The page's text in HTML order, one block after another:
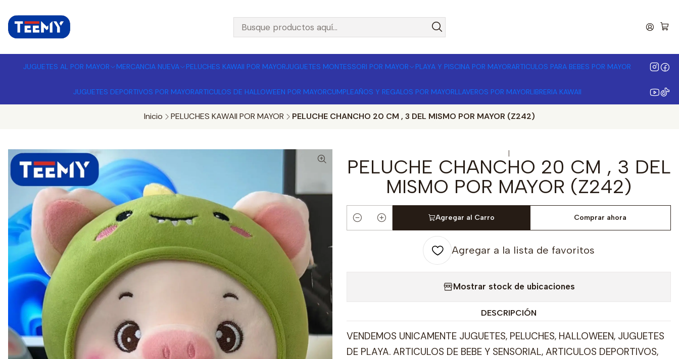
JUGUETES AL POR MAYOR MERCANCIA NUEVA PELUCHES KAWAII POR MAYORJUGUETES MONTESSORI POR MAYOR PLAYA Y PISCINA POR MAYORARTICULOS PARA BEBES POR MAYOR
JUGUETES DEPORTIVOS POR MAYORARTICULOS DE HALLOWEEN POR MAYORCUMPLEAÑOS Y REGALOS POR MAYORLLAVEROS POR MAYORLIBRERIA KAWAII
Inicio PELUCHES KAWAII POR MAYOR PELUCHE CHANCHO 20 CM , 3 DEL MISMO POR MAYOR (Z242)
|
PELUCHE CHANCHO 20 CM , 3 DEL
MISMO POR MAYOR (Z242)
Cantidad
Agregar al Carro Comprar ahora
Agregar a la lista de favoritos
Mostrar stock de ubicaciones
DESCRIPCIÓN
VENDEMOS UNICAMENTE JUGUETES, PELUCHES, HALLOWEEN, JUGUETES
DE PLAYA. ARTICULOS DE BEBE Y SENSORIAL, ARTICULOS DEPORTIVOS,